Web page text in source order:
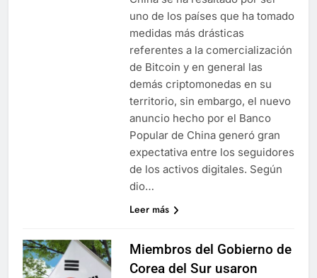
uno de los países que ha tomado
medidas más drásticas
referentes a la comercialización
de Bitcoin y en general las
demás criptomonedas en su
territorio, sin embargo, el nuevo
anuncio hecho por el Banco
Popular de China generó gran
expectativa entre los seguidores
de los activos digitales. Según
dio…
Leer más
Miembros del Gobierno de
Corea del Sur usaron